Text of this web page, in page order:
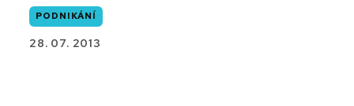
PODNIKÁNÍ
28. 07. 2013